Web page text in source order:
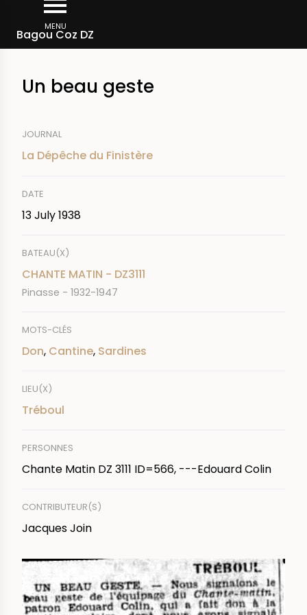
main
MENU
Bagou Coz DZ
Breadcrumb
Un beau geste
JOURNAL
La Dépêche du Finistère
DATE
13 July 1938
BATEAU(X)
CHANTE MATIN - DZ3111
Pinasse - 1932-1947
MOTS-CLÉS
Don, Cantine, Sardines
LIEU(X)
Tréboul
PERSONNES
Chante Matin DZ 3111 ID=566, ---Edouard Colin
CONTRIBUTEUR(S)
Jacques Join
IMAGE